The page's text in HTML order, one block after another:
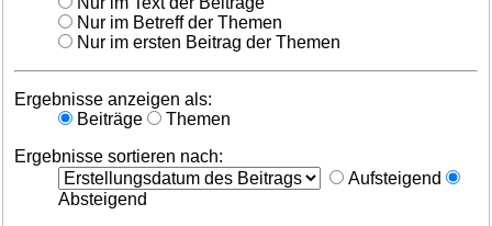
Nur im Betreff der Themen
Nur im ersten Beitrag der Themen
Ergebnisse anzeigen als:
Beiträge
Themen
Ergebnisse sortieren nach:
Aufsteigend
Absteigend